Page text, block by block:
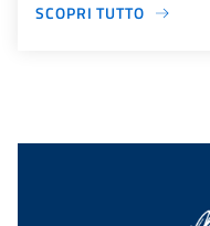
SCOPRI TUTTO